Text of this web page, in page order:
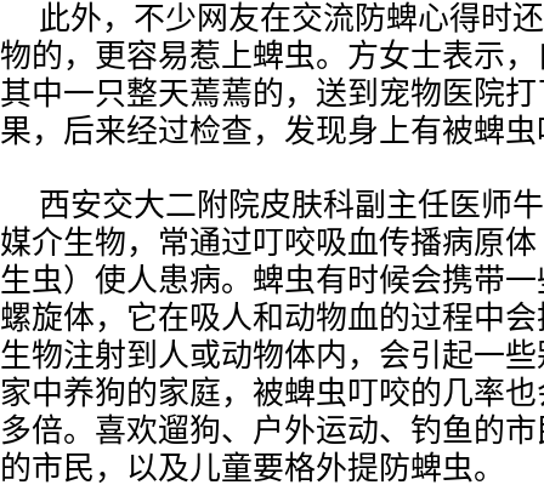
此外，不少网友在交流防蜱心得时
物的，更容易惹上蜱虫。方女士表示
其中一只整天蔫蔫的，送到宠物医院
果，后来经过检查，发现身上有被蜱
西安交大二附院皮肤科副主任医师
媒介生物，常通过叮咬吸血传播病原
生虫）使人患病。蜱虫有时候会携带
螺旋体，它在吸人和动物血的过程中
生物注射到人或动物体内，会引起一
家中养狗的家庭，被蜱虫叮咬的几率
多倍。喜欢遛狗、户外运动、钓鱼的
的市民，以及儿童要格外提防蜱虫。